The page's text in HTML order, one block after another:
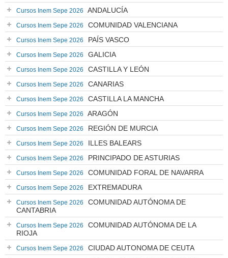
Cursos Inem Sepe 2026 ANDALUCÍA
Cursos Inem Sepe 2026 COMUNIDAD VALENCIANA
Cursos Inem Sepe 2026 PAÍS VASCO
Cursos Inem Sepe 2026 GALICIA
Cursos Inem Sepe 2026 CASTILLA Y LEÓN
Cursos Inem Sepe 2026 CANARIAS
Cursos Inem Sepe 2026 CASTILLA LA MANCHA
Cursos Inem Sepe 2026 ARAGÓN
Cursos Inem Sepe 2026 REGIÓN DE MURCIA
Cursos Inem Sepe 2026 ILLES BALEARS
Cursos Inem Sepe 2026 PRINCIPADO DE ASTURIAS
Cursos Inem Sepe 2026 COMUNIDAD FORAL DE NAVARRA
Cursos Inem Sepe 2026 EXTREMADURA
Cursos Inem Sepe 2026
COMUNIDAD AUTÓNOMA DE
CANTABRIA
Cursos Inem Sepe 2026
COMUNIDAD AUTÓNOMA DE LA
RIOJA
Cursos Inem Sepe 2026 CIUDAD AUTONOMA DE CEUTA